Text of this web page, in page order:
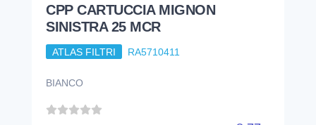
CPP CARTUCCIA MIGNON
SINISTRA 25 MCR
ATLAS FILTRI RA5710411
BIANCO